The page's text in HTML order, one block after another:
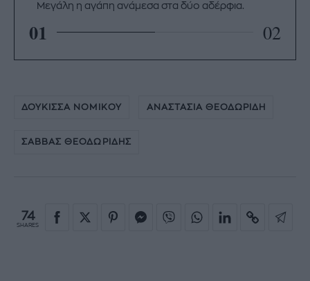
Μεγάλη η αγάπη ανάμεσα στα δύο αδέρφια.
01 02
ΔΟΥΚΙΣΣΑ ΝΟΜΙΚΟΥ ΑΝΑΣΤΑΣΙΑ ΘΕΟΔΩΡΙΔΗ
ΣΑΒΒΑΣ ΘΕΟΔΩΡΙΔΗΣ
74
SHARES